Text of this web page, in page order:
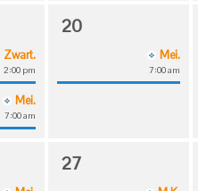
Zwart.
2:00 pm
Mei.
7:00 am
20
Mei.
7:00 am
27